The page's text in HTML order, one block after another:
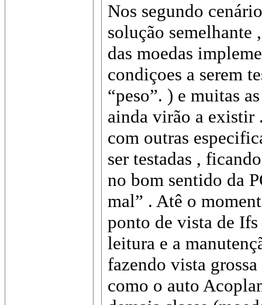
Nos segundo
solução semelhante
das moedas
condiçoes a serem
“peso”. ) e muitas
ainda virão a existir
com outras
ser testadas ,
no bom sentido da
mal” . Atê o
ponto de vista de
leitura e a
fazendo vista
como o auto